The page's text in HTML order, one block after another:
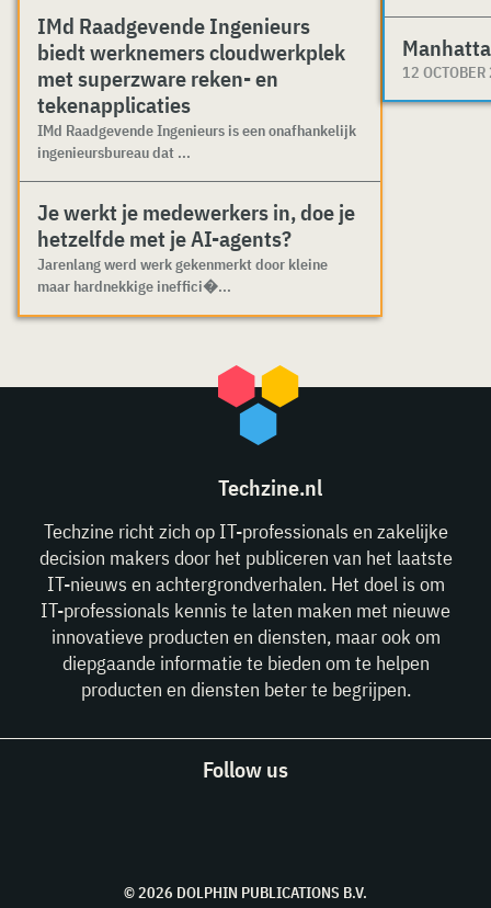
IMd Raadgevende Ingenieurs
biedt werknemers cloudwerkplek
met superzware reken- en
tekenapplicaties
IMd Raadgevende Ingenieurs is een onafhankelijk
ingenieursbureau dat ...
Je werkt je medewerkers in, doe je
hetzelfde met je AI-agents?
Jarenlang werd werk gekenmerkt door kleine
maar hardnekkige ineffici�...
12
Techzine.nl
Techzine richt zich op IT-professionals en zakelijke
decision makers door het publiceren van het laatste
IT-nieuws en achtergrondverhalen. Het doel is om
IT-professionals kennis te laten maken met nieuwe
innovatieve producten en diensten, maar ook om
diepgaande informatie te bieden om te helpen
producten en diensten beter te begrijpen.
Follow us
© 2026 DOLPHIN PUBLICATIONS B.V.